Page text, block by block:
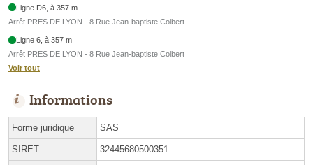
Ligne D6, à 357 m
Arrêt PRES DE LYON - 8 Rue Jean-baptiste Colbert
Ligne 6, à 357 m
Arrêt PRES DE LYON - 8 Rue Jean-baptiste Colbert
Voir tout
Informations
Forme juridique SAS
SIRET 32445680500351